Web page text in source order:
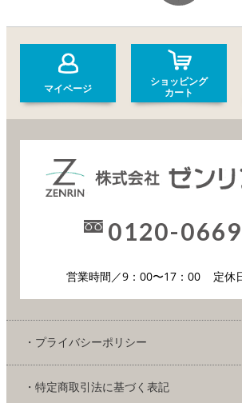
マイページ
ショッピング
カート
0120-
営業時間／9：00〜17：00 定休
・プライバシーポリシー
・特定商取引法に基づく表記